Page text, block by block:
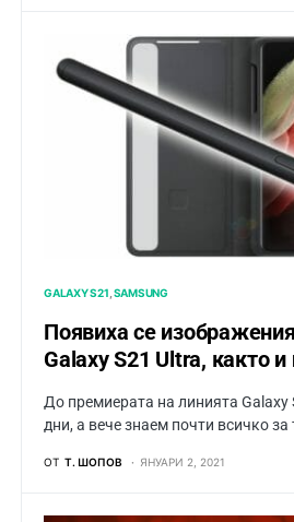
GALAXY S21 SAMSUNG
Появиха се
Galaxy S21 Ultra, както и
До премиерата на линията Galaxy
дни, а вече знаем почти всичко за
ОТ Т. ШОПОВ ЯНУАРИ 2, 2021